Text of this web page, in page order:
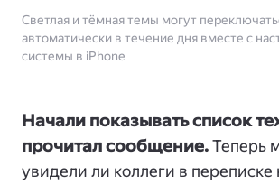
Светлая и тёмная темы могут
автоматически в течение дня вместе с
системы в iPhone
Начали показывать список
прочитал сообщение.Теперь
увидели ли коллеги в